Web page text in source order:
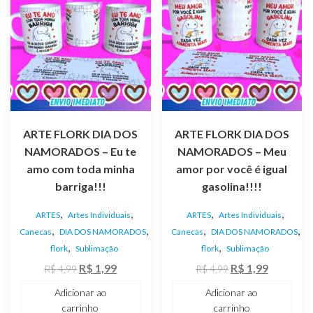
ARTE FLORK DIA DOS
NAMORADOS – Eu te
amo com toda minha
barriga!!!
ARTES, Artes Individuais
Canecas DIA DOS NAMORADOS
flork, Sublimação
R$4,99 O
original
R$ 1,99O
Adicionar ao
carrinho
ARTE FLORK DIA DOS
NAMORADOS – Meu
amor por você é igual
gasolina!!!!
ARTES Artes Individuais
Canecas DIA DOS NAMORADOS,
flork Sublimação
R$4,99 O
original
R$ 1,99O
Adicionar ao
carrinho